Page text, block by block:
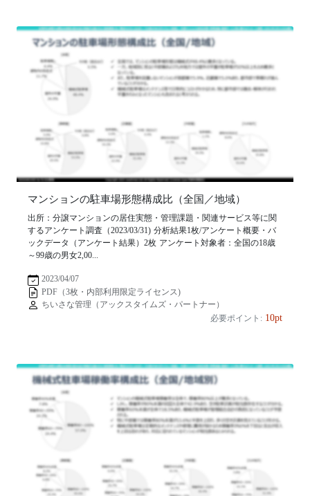
マンションの駐車場形態構成比（全国／地域）
出所：分譲マンションの居住実態・管理課題・関連サービス等に関
するアンケート調査（2023/03/31) 分析結果1枚/アンケート概要・バ
ックデータ（アンケート結果）2枚 アンケート対象者：全国の18歳
～99歳の男女2,00...
2023/04/07
PDF（3枚・内部利用限定ライセンス)
ちいさな管理（アックスタイムズ・パートナー）
必要ポイント: 10pt